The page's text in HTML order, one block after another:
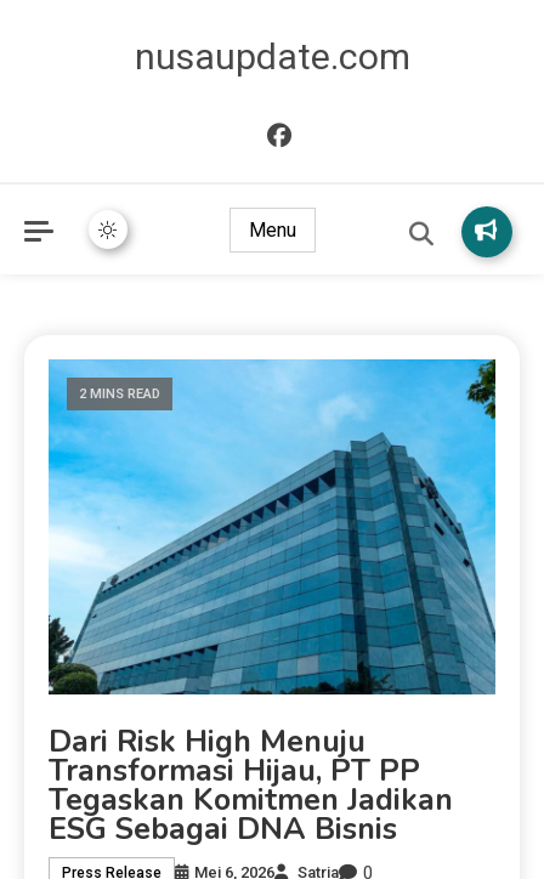
nusaupdate.com
Menu
2 MINS READ
Dari Risk High Menuju
Transformasi Hijau, PT PP
Tegaskan Komitmen Jadikan
ESG Sebagai DNA Bisnis
Press Release Mei 6, 2026 Satria 0